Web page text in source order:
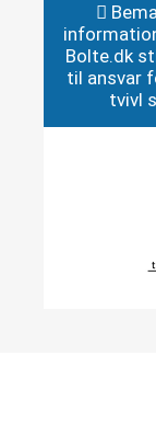
Bolte.dk
til ansvar
tvivl